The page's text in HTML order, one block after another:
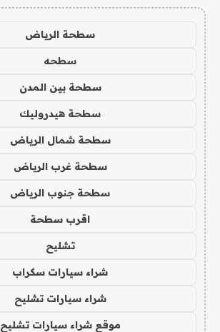
سطحة الرياض
سطحه
سطحة بين المدن
سطحة هيدروليك
سطحة شمال الرياض
سطحة غرب الرياض
سطحة جنوب الرياض
اقرب سطحة
تشليح
شراء سيارات سكراب
شراء سيارات تشليح
موقع شراء سيارات تشليح